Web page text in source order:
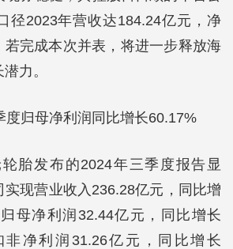
径2023年营收达184.24亿元，净
若完成本次并表，将进一步释放海
力。
度归母净利润同比增长60.17%
胎发布的2024年三季度报告显
实现营业收入236.28亿元，同比增
母净利润32.44亿元，同比增长
非净利润31.26亿元，同比增长